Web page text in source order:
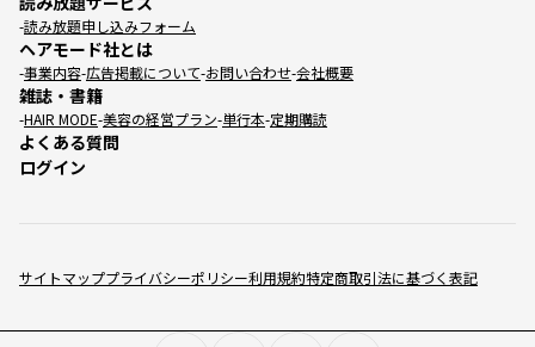
サイトマッププライバシーポリシー利用規約特定商取引法に基づく表記
読み放題申し込みフォーム
ヘアモード社とは
事業内容 広告掲載について お問い合わせ 会社概要
雑誌・書籍
HAIR MODE 美容の経営プラン 単行本 定期購読
よくある質問
ログイン